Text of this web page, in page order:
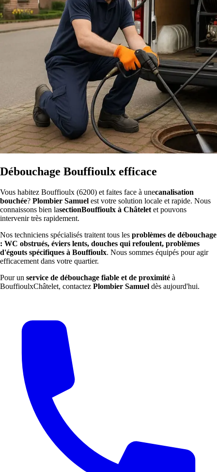
Débouchage Bouffioulx efficace
Vous habitez Bouffioulx (6200) et faites face à unecanalisation
bouchée? Plombier Samuel est votre solution locale et rapide. Nous
connaissons bien lasectionBouffioulx à Châtelet et pouvons
intervenir très rapidement.
Nos techniciens spécialisés traitent tous les problèmes de débouchage
: WC obstrués, éviers lents, douches qui refoulent, problèmes
d'égouts spécifiques à Bouffioulx. Nous sommes équipés pour agir
efficacement dans votre quartier.
Pour un service de débouchage fiable et de proximité à
BouffioulxChâtelet, contactez Plombier Samuel dès aujourd'hui.